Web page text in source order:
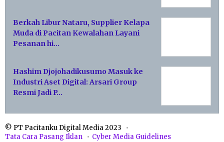
Berkah Libur Nataru, Supplier Kelapa
Muda di Pacitan Kewalahan Layani
Pesanan hi…
Hashim Djojohadikusumo Masuk ke
Industri Aset Digital: Arsari Group
Resmi Jadi P…
© PT Pacitanku Digital Media 2023
Tata Cara Pasang Iklan
Cyber Media Guidelines